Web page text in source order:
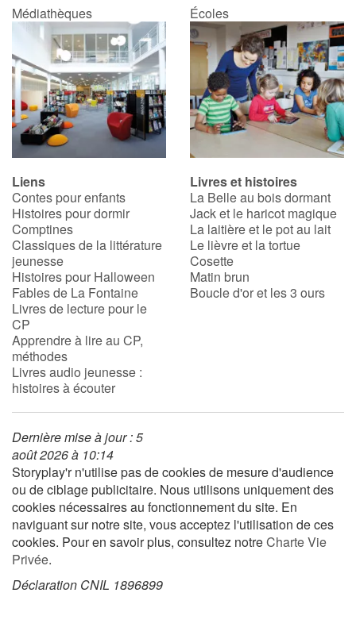
Contraste +
Aide
Accueil
Famille
Écoles
Médiathèques
Vidéos & Tutoriaux
Blog
Actualités
Rencontres et témoignages
Contes d'ici et d'ailleurs
Autour de la lecture
Apprendre à lire
Livre audio
Médiathèques Écoles
Liens
Contes pour enfants
Histoires pour dormir
Comptines
Classiques de la littérature
jeunesse
Histoires pour Halloween
Fables de La Fontaine
Livres de lecture pour le
CP
Apprendre à lire au CP,
méthodes
Livres audio jeunesse :
histoires à écouter
Livres et histoires
La Belle au bois dormant
Jack et le haricot magique
La laitière et le pot au lait
Le lièvre et la tortue
Cosette
Matin brun
Boucle d'or et les 3 ours
Dernière mise à jour : 5
août 2026 à 10:14
Storyplay'r n'utilise pas de cookies de mesure d'audience
ou de ciblage publicitaire. Nous utilisons uniquement des
cookies nécessaires au fonctionnement du site. En
naviguant sur notre site, vous acceptez l'utilisation de ces
cookies. Pour en savoir plus, consultez notreCharte Vie
Privée.
Déclaration CNIL 1896899